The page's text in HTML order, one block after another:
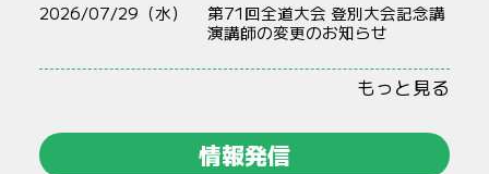
2026/07/29（水）
第71回全道大会 登別大会記念講
演講師の変更のお知らせ
もっと見る
情報発信